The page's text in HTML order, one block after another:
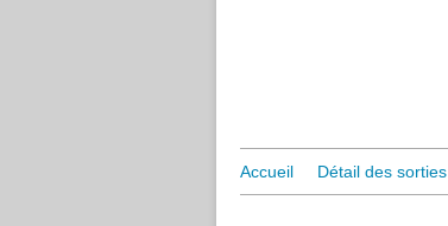
Accueil Détail des sorties